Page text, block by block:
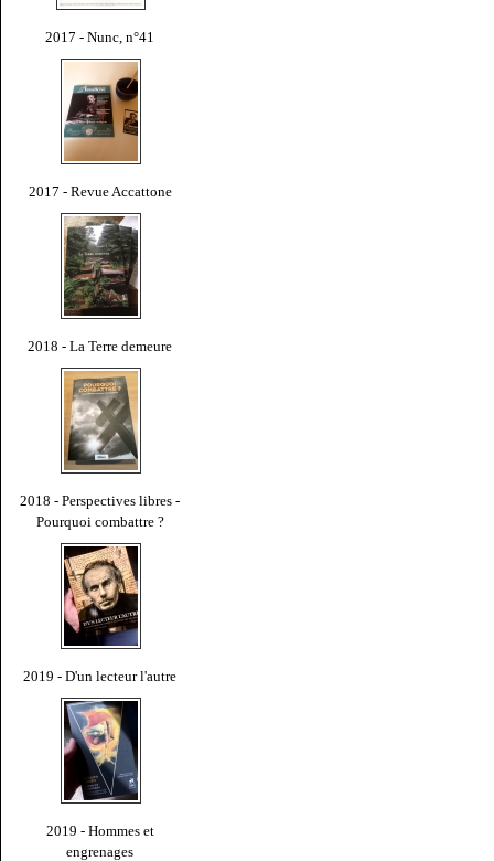
2017 - Nunc, n°41
2017 - Revue Accattone
2018 - La Terre demeure
2018 - Perspectives libres -
Pourquoi combattre ?
2019 - D'un lecteur l'autre
2019 - Hommes et
engrenages